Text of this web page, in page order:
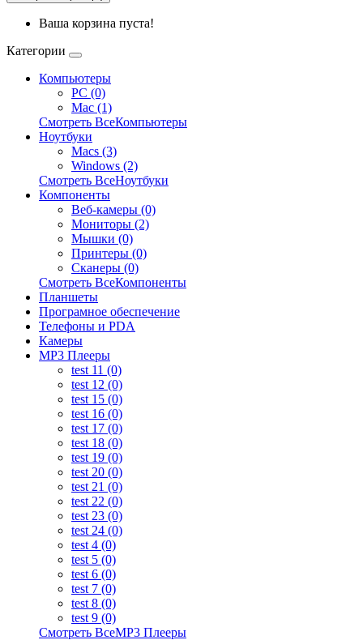
Ваша корзина пуста!
Категории
Компьютеры
PC (0)
Mac (1)
Смотреть ВсеКомпьютеры
Ноутбуки
Macs (3)
Windows (2)
Смотреть ВсеНоутбуки
Компоненты
Веб-камеры (0)
Мониторы (2)
Мышки (0)
Принтеры (0)
Сканеры (0)
Смотреть ВсеКомпоненты
Планшеты
Програмное обеспечение
Телефоны и PDA
Камеры
MP3 Плееры
test 11 (0)
test 12 (0)
test 15 (0)
test 16 (0)
test 17 (0)
test 18 (0)
test 19 (0)
test 20 (0)
test 21 (0)
test 22 (0)
test 23 (0)
test 24 (0)
test 4 (0)
test 5 (0)
test 6 (0)
test 7 (0)
test 8 (0)
test 9 (0)
Смотреть ВсеMP3 Плееры